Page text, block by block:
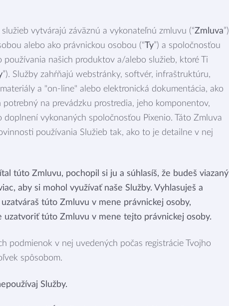
vytvárajú záväznú a vykonateľnú zmluvu (“Zmluva”)
alebo ako právnickou osobou (“Ty”) a spoločnosťou
používania našich produktov a/alebo služieb, ktoré Ti
”). Služby zahŕňajú webstránky, softvér, infraštruktúru,
a "on-line" alebo elektronická dokumentácia, ako
na prevádzku prostredia, jeho komponentov,
vykonaných spoločnosťou Pixenio. Táto Zmluva
používania Služieb tak, ako to je detailne v nej
túto Zmluvu, pochopil si ju a súhlasíš, že budeš viazaný
aby si mohol využívať naše Služby. Vyhlasuješ a
túto Zmluvu v mene právnickej osoby,
uzatvoriť túto Zmluvu v mene tejto právnickej osoby.
podmienok v nej uvedených počas registrácie Tvojho
spôsobom.
Služby.